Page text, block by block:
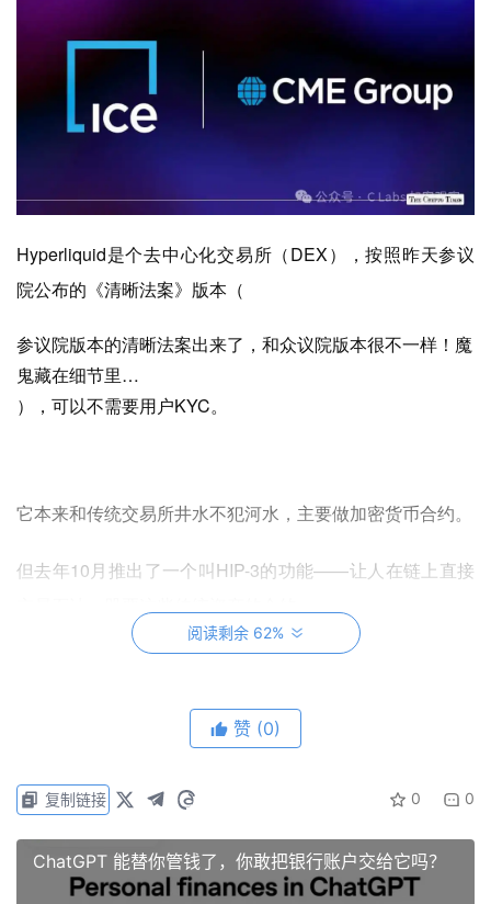
Hyperliquid是个去中心化交易所（DEX），按照昨天参议
院公布的《清晰法案》版本（
参议院版本的清晰法案出来了，和众议院版本很不一样！魔
鬼藏在细节里…
），可以不需要用户KYC。
它本来和传统交易所井水不犯河水，主要做加密货币合约。
但去年10月推出了一个叫HIP-3的功能——让人在链上直接
2月底美以联手打伊朗,，而且主要还是在周末搞事情！
问题来了——传统期货市场周末关门。
阅读剩余 62%
赞 (0)
0 0
复制链接
ChatGPT 能替你管钱了，你敢把银行账户交给它吗？